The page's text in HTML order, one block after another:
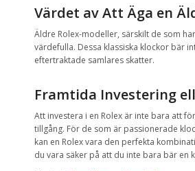
Värdet av Att Äga en
Äldre Rolex-modeller, särskilt de som
värdefulla. Dessa klassiska klockor bär
eftertraktade samlares skatter.
Framtida Investering
Att investera i en Rolex är inte bara att
tillgång. För de som är passionerade
kan en Rolex vara den perfekta
du vara säker på att du inte bara bär en